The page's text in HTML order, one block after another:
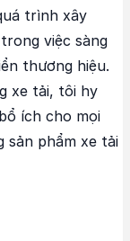
trình xây
việc sàng
thương hiệu.
xe tải, tôi hy
ích cho mọi
sản phẩm xe tải